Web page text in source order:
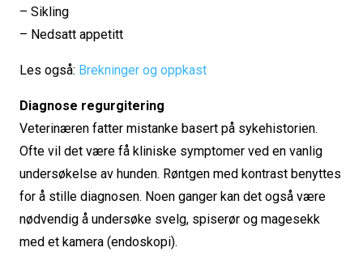
– Sikling
– Nedsatt appetitt
Les også: Brekninger og oppkast
Diagnose regurgitering
Veterinæren fatter mistanke basert på sykehistorien.
Ofte vil det være få kliniske symptomer ved en vanlig
undersøkelse av hunden. Røntgen med kontrast benyttes
for å stille diagnosen. Noen ganger kan det også være
nødvendig å undersøke svelg, spiserør og magesekk
med et kamera (endoskopi).